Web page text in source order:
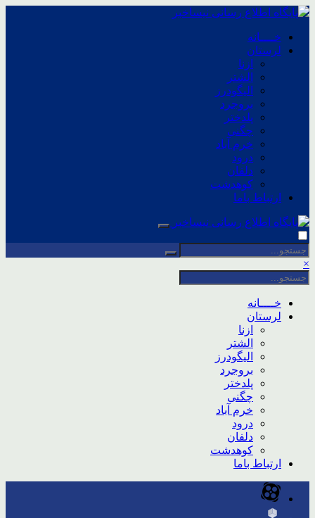
خــــانه
لرستان
ازنا
الشتر
الیگودرز
بروجرد
پلدختر
چگنی
خرم آباد
درود
دلفان
کوهدشت
ارتباط باما
×
خــــانه
لرستان
ازنا
الشتر
الیگودرز
بروجرد
پلدختر
چگنی
خرم آباد
درود
دلفان
کوهدشت
ارتباط باما